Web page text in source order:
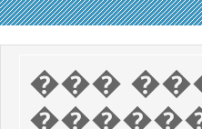
���